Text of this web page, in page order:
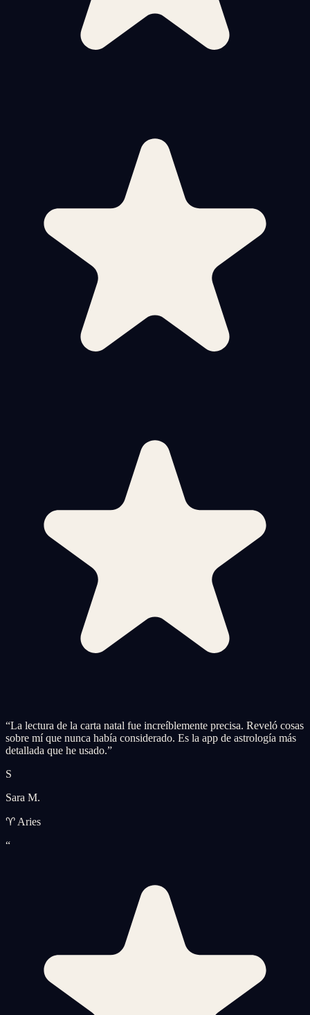
“La lectura de la carta natal fue increíblemente precisa. Reveló cosas
sobre mí que nunca había considerado. Es la app de astrología más
detallada que he usado.”
S
Sara M.
♈ Aries
“